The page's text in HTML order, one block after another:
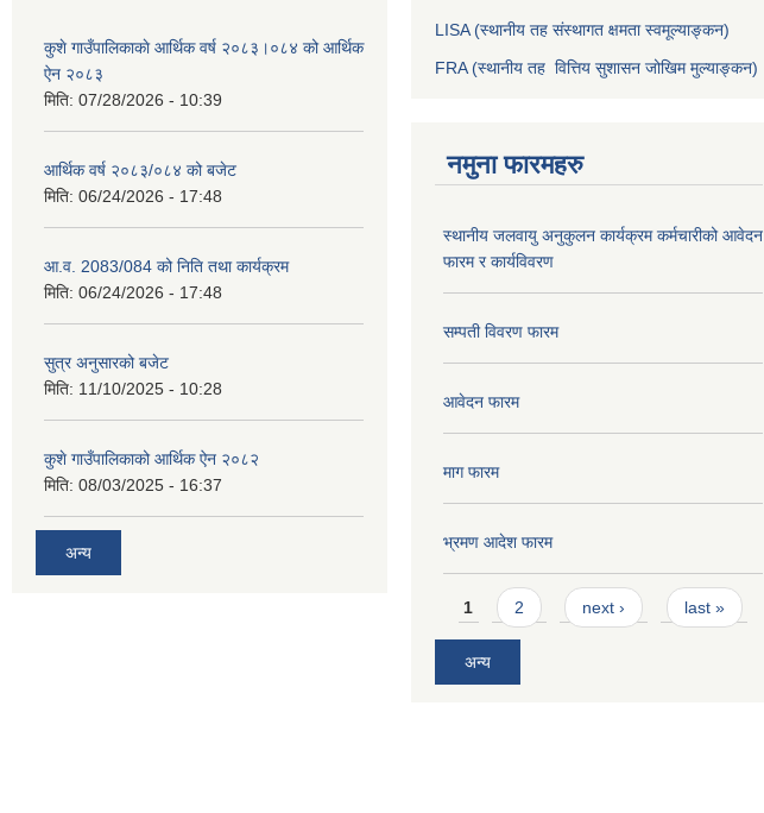
कुशे गाउँपालिकाकाे आर्थिक वर्ष २०८३।०८४ को आर्थिक
ऐन २०८३
मिति: 07/28/2026 - 10:39
आर्थिक वर्ष २०८३/०८४ को बजेट
मिति: 06/24/2026 - 17:48
आ.व. 2083/084 को निति तथा कार्यक्रम
मिति: 06/24/2026 - 17:48
सुत्र अनुसारको बजेट
मिति: 11/10/2025 - 10:28
कुशे गाउँपालिकाको आर्थिक ऐन २०८२
मिति: 08/03/2025 - 16:37
अन्य
LISA (स्थानीय तह संस्थागत क्षमता स्वमूल्याङ्कन)
FRA (स्थानीय तह वित्तिय सुशासन जोखिम मुल्याङ्कन)
नमुना फारमहरु
स्थानीय जलवायु अनुकुलन कार्यक्रम कर्मचारीको आवेदन
फारम र कार्यविवरण
सम्पती विवरण फारम
आवेदन फारम
माग फारम
भ्रमण आदेश फारम
Pages
1 2 next › last »
अन्य